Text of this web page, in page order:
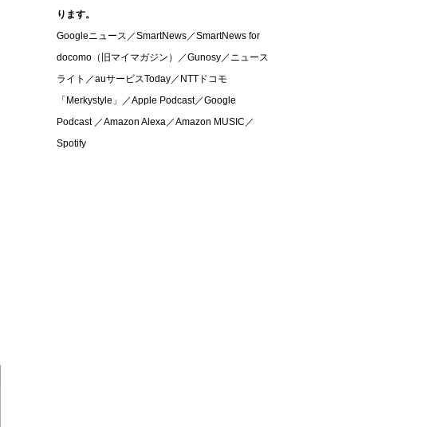
ります。
Googleニュース／SmartNews／SmartNews for
docomo（旧マイマガジン）／Gunosy／ニュース
ライト／auサービスToday／NTTドコモ
「Merkystyle」／Apple Podcast／Google
Podcast ／Amazon Alexa／Amazon MUSIC／
Spotify